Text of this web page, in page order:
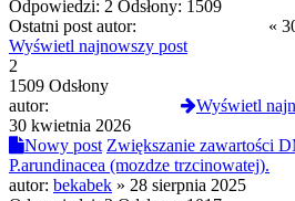
Odpowiedzi: 2 Odsłony: 1509
Ostatni post autor:
«
Wyświetl najnowszy post
2
1509 Odsłony
autor:
Wyświetl
30 kwietnia 2026
Nowy post Zwiększanie zawartości
P.arundinacea (mozdze trzcinowatej).
autor: bekabek » 28 sierpnia 2025